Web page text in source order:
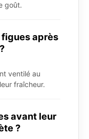
goût.
après
ventilé au
fraîcheur.
avant leur
?